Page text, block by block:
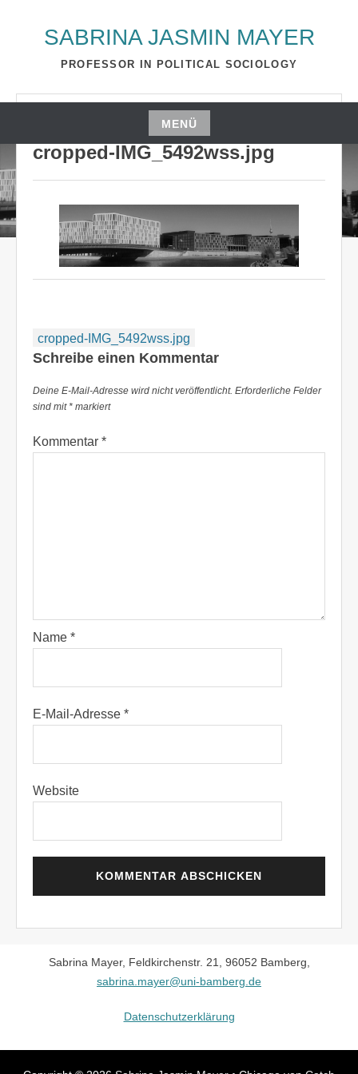
SABRINA JASMIN MAYER
PROFESSOR IN POLITICAL SOCIOLOGY
MENÜ
Zum
Inhalt
springen
cropped-IMG_5492wss.jpg
Beitragsnavigation
cropped-IMG_5492wss.jpg
Schreibe einen Kommentar
Deine E-Mail-Adresse wird nicht veröffentlicht. Erforderliche Felder
sind mit* markiert
Kommentar *
Name *
E-Mail-Adresse *
Website
Sabrina Mayer, Feldkirchenstr. 21, 96052 Bamberg,
sabrina.mayer@uni-bamberg.de
Datenschutzerklärung